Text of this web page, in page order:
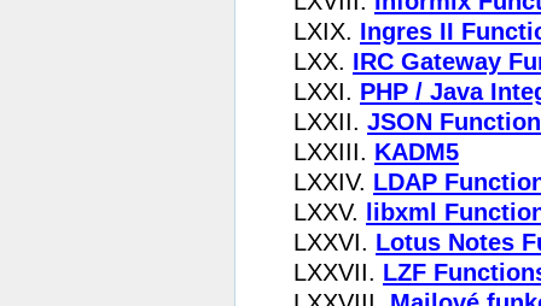
LXIX. Ingres II
LXX. IRC Gateway
LXXI. PHP / Java
LXXII. JSON
LXXIII. KADM5
LXXIV. LDAP
LXXV.
libxml
LXXVI. Lotus Notes
LXXVII. LZF